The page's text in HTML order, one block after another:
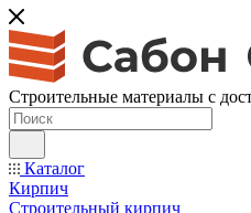
Строительные материалы с
Каталог
Кирпич
Строительный кирпич